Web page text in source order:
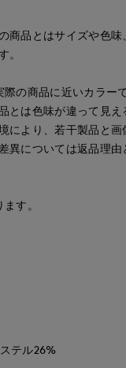
cm
商品とはサイズや色
。
の商品に近いカラー
とは色味が違って見
により、若干製品と
異については返品理
す。
テル26%